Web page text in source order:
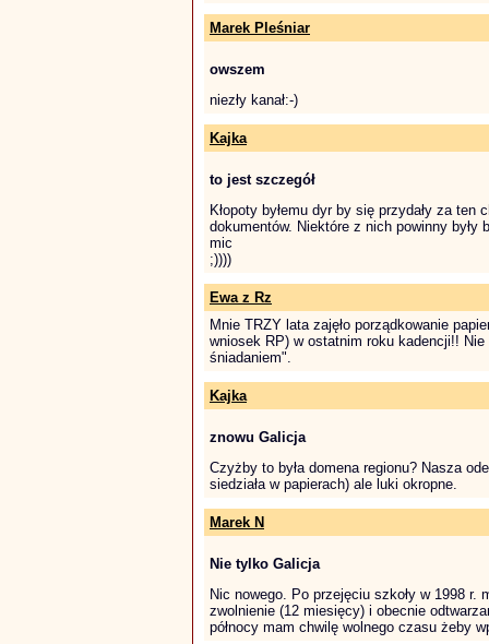
Marek Pleśniar
owszem
niezły kanał:-)
Kajka
to jest szczegół
Kłopoty byłemu dyr by się przydały za ten
dokumentów. Niektóre z nich powinny były
mic
;))))
Ewa z Rz
Mnie TRZY lata zajęło porządkowanie
wniosek RP) w ostatnim roku kadencji!!
śniadaniem".
Kajka
znowu Galicja
Czyżby to była domena regionu? Nasza
siedziała w papierach) ale luki okropne.
Marek N
Nie tylko Galicja
Nic nowego. Po przejęciu szkoły w 1998 r.
zwolnienie (12 miesięcy) i obecnie
północy mam chwilę wolnego czasu żeby